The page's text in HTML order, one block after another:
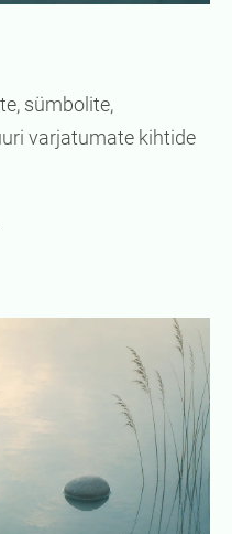
sümbolite,
varjatumate kihtide